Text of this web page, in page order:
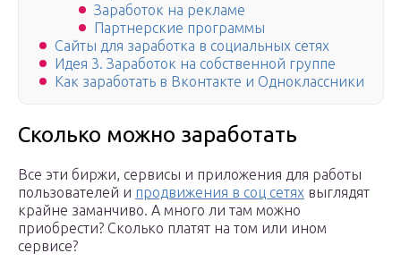
Заработок на рекламе
Партнерские программы
Сайты для заработка в социальных сетях
Идея 3. Заработок на собственной группе
Как заработать в Вконтакте и Одноклассники
Сколько можно заработать
Все эти биржи, сервисы и приложения для работы
пользователей и продвижения в соц сетях выглядят
крайне заманчиво. А много ли там можно
приобрести? Сколько платят на том или ином
сервисе?